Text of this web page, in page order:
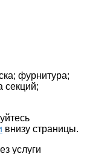
фурнитура;
секций;
внизу страницы.
услуги